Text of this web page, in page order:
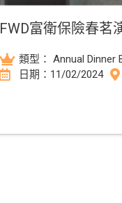
FWD富衛保險春茗
類型： Annual Dinner
日期：11/02/2024